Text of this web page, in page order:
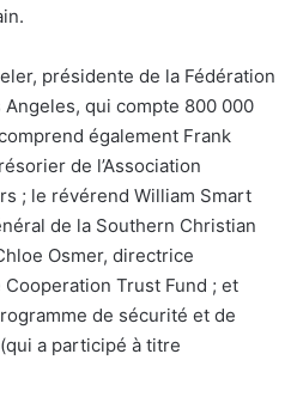
présidente de la Fédération
qui compte 800 000
également Frank
de l’Association
; le révérend William Smart
de la Southern Christian
Osmer, directrice
Trust Fund ; et
de sécurité et de
a participé à titre